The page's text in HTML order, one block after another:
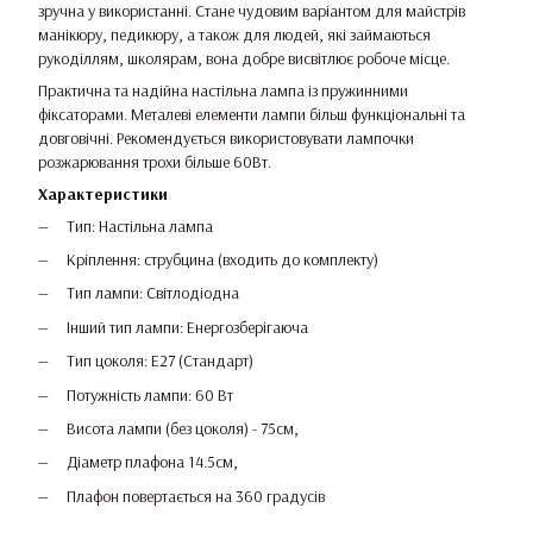
зручна у використанні. Стане чудовим варіантом для майстрів
манікюру, педикюру, а також для людей, які займаються
рукоділлям, школярам, вона добре висвітлює робоче місце.
Практична та надійна настільна лампа із пружинними
фіксаторами. Металеві елементи лампи більш функціональні та
довговічні. Рекомендується використовувати лампочки
розжарювання трохи більше 60Вт.
Характеристики
Тип: Настільна лампа
Кріплення: струбцина (входить до комплекту)
Тип лампи: Світлодіодна
Інший тип лампи: Енергозберігаюча
Тип цоколя: E27 (Стандарт)
Потужність лампи: 60 Вт
Висота лампи (без цоколя) - 75см,
Діаметр плафона 14.5см,
Плафон повертається на 360 градусів